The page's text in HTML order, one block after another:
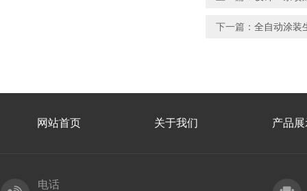
下一篇： 全自动涂装
网站首页 关于我们 产品展
电话